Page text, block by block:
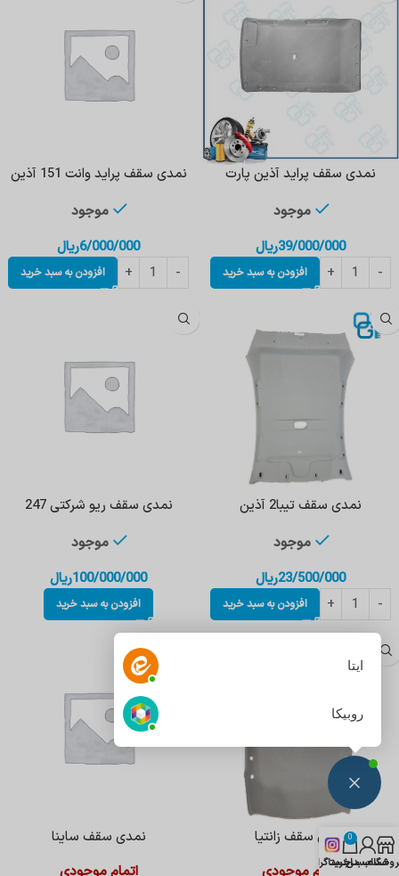
حساب من
0
سبد خرید
اینستاگرام
نمدی سقف پراید آذین پارت
موجود
39/000/000ریال
افزودن به سبد خرید
نمدی سقف پراید وانت 151 آذین
موجود
6/000/000ریال
افزودن به سبد خرید
نمدی سقف تیبا2 آذین
موجود
23/500/000ریال
افزودن به سبد خرید
نمدی سقف ریو شرکتی 247
موجود
100/000/000ریال
افزودن به سبد خرید
نمدی سقف زانتیا
نمدی سقف ساینا
ایتا
روبیکا